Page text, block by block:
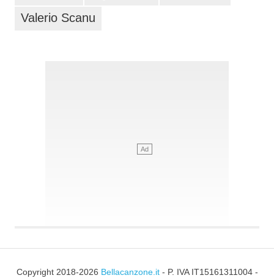
Valerio Scanu
Copyright 2018-2026 Bellacanzone.it- P. IVA IT15161311004 -